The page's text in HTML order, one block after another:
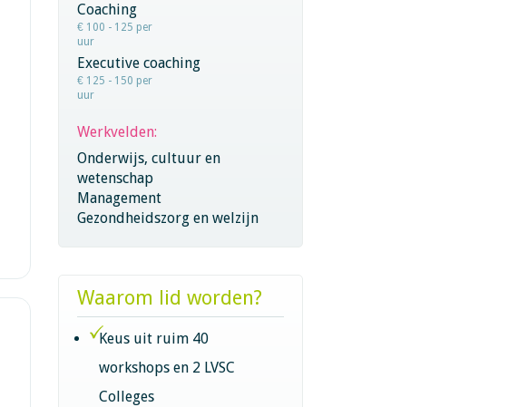
Coaching
€ 100 - 125 per
uur
Executive coaching
€ 125 - 150 per
uur
Werkvelden:
Onderwijs, cultuur en
wetenschap
Management
Gezondheidszorg en welzijn
Waarom lid worden?
Keus uit ruim 40
workshops en 2 LVSC
Colleges